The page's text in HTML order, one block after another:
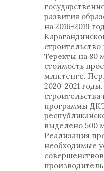
развития
на 2016-2019
Теректы на 80
стоимость
млн.тенге.
2020-2021
строительства
программы
выделено 500
Реализация
необходимые